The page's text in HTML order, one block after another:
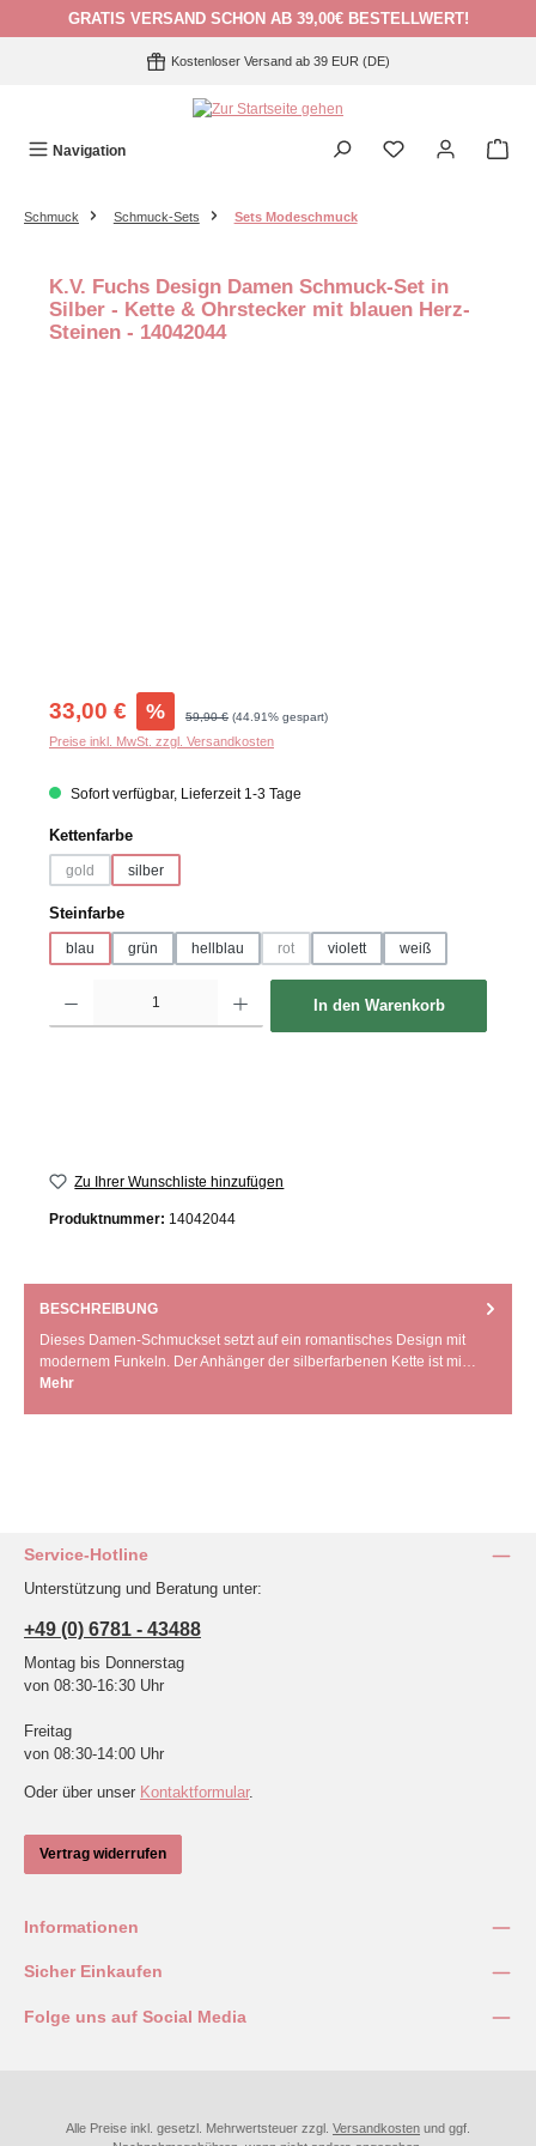
Zum Hauptinhalt springen
GRATIS VERSAND SCHON AB 39,00€ BESTELLWERT!
Kostenloser Versand ab 39 EUR (DE)
Navigation
Schmuck Schmuck-Sets Sets Modeschmuck
K.V. Fuchs Design Damen Schmuck-Set in
Silber - Kette & Ohrstecker mit blauen Herz-
Steinen - 14042044
Verkaufspreis:
33,00 € % Regulärer Preis:
59,90 € (44.91% gespart)
Preise inkl. MwSt. zzgl. Versandkosten
Sofort verfügbar, Lieferzeit 1-3 Tage
Kettenfarbeauswählen
gold
(Diese Option ist zurzeit nicht verfügbar.)
silber
Steinfarbeauswählen
blau grün hellblau rot violett weiß
In den Warenkorb
Zu Ihrer Wunschliste hinzufügen
Produktnummer: 14042044
BESCHREIBUNG
Dieses Damen-Schmuckset setzt auf ein romantisches Design mit
modernem Funkeln. Der Anhänger der silberfarbenen Kette ist mi…
Mehr
Service-Hotline
Unterstützung und Beratung unter:
+49 (0) 6781 - 43488
Montag bis Donnerstag
von 08:30-16:30 Uhr
Freitag
von 08:30-14:00 Uhr
Oder über unser Kontaktformular.
Vertrag widerrufen
Informationen
Sicher Einkaufen
Folge uns auf Social Media
Alle Preise inkl. gesetzl. Mehrwertsteuer zzgl. Versandkosten und ggf.